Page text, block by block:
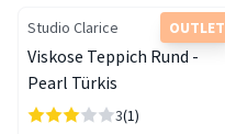
OUTLET
Studio Clarice
Viskose Teppich Rund -
Pearl Türkis
3(1)